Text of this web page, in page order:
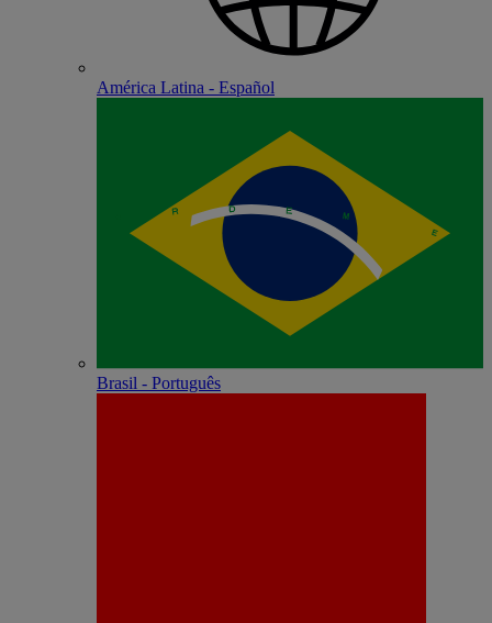
América Latina - Español
Brasil - Português